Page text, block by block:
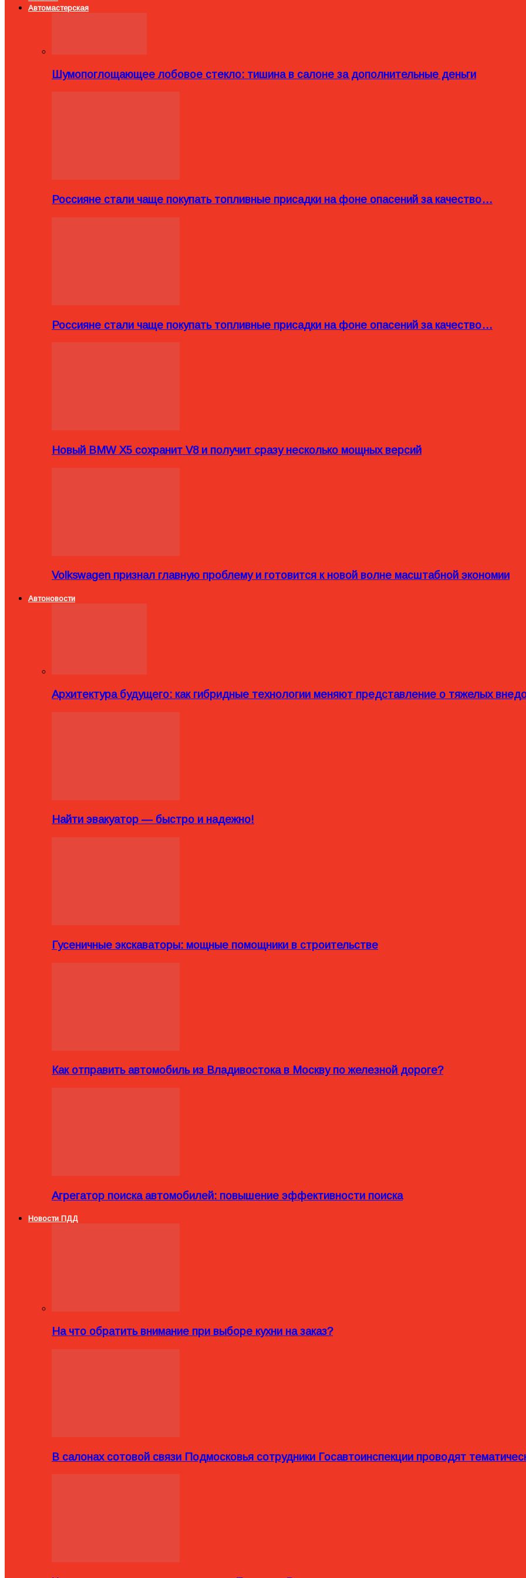
Автомастерская
Шумопоглощающее лобовое стекло: тишина в салоне за дополнительные деньги
Россияне стали чаще покупать топливные присадки на фоне опасений за качество…
Россияне стали чаще покупать топливные присадки на фоне опасений за качество…
Новый BMW X5 сохранит V8 и получит сразу несколько мощных версий
Volkswagen признал главную проблему и готовится к новой волне масштабной экономии
Автоновости
Архитектура будущего: как гибридные технологии меняют представление о тяжелых
Найти эвакуатор — быстро и надежно!
Гусеничные экскаваторы: мощные помощники в строительстве
Как отправить автомобиль из Владивостока в Москву по железной дороге?
Агрегатор поиска автомобилей: повышение эффективности поиска
Новости ПДД
На что обратить внимание при выборе кухни на заказ?
В салонах сотовой связи Подмосковья сотрудники Госавтоинспекции проводят